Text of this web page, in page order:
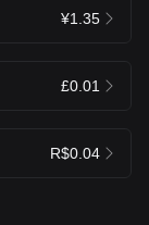
¥1.35
£0.01
R$0.04